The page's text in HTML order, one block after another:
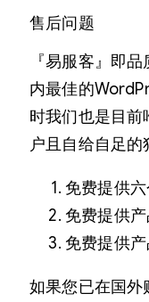
售后问题
『易服客』即
内最佳的
时我们也是目
户且自给自足的
免费提供
免费提供产
免费提供产
如果您已在国外